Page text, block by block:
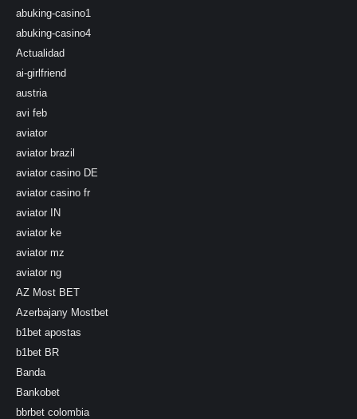
abuking-casino1
abuking-casino4
Actualidad
ai-girlfriend
austria
avi feb
aviator
aviator brazil
aviator casino DE
aviator casino fr
aviator IN
aviator ke
aviator mz
aviator ng
AZ Most BET
Azerbajany Mostbet
b1bet apostas
b1bet BR
Banda
Bankobet
bbrbet colombia